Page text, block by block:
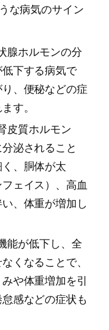
な病気のサイン
腺ホルモンの分
下する病気で
、便秘などの症
す。
皮質ホルモン
泌されること
、胴体が太
ェイス）、高血
、体重が増加し
能が低下し、全
くなることで、
や体重増加を引
感などの症状も